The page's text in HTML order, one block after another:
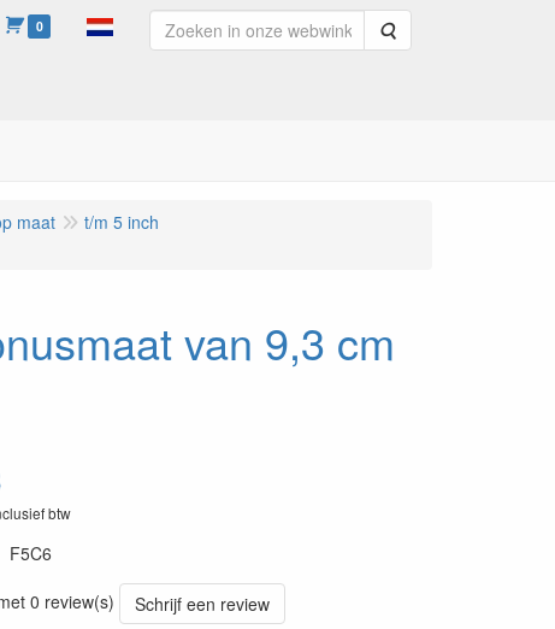
0 Zoeken
maat
t/m 5 inch
van 9,3 cm
btw
F5C6
0 review(s)
Schrijf een review